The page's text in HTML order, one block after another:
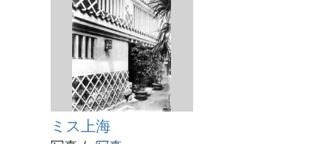
ミス上海